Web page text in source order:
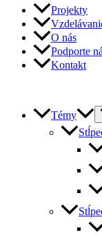
Projekty
O nás
Podporte
Kontakt
Témy